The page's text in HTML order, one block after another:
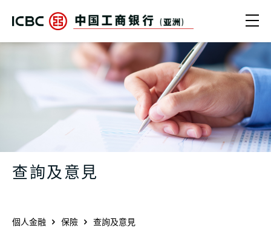
中國工商銀行（亞洲） | 查詢及意見
查詢及意見
個人金融 保險 查詢及意見